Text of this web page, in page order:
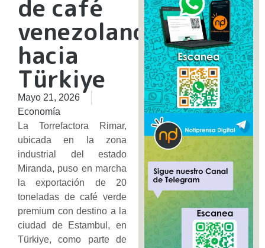
de café
venezolano
hacia
Türkiye
Mayo 21, 2026
Economía
La Torrefactora Rimar,
ubicada en la zona
industrial del estado
Miranda, puso en marcha
la exportación de 20
toneladas de café verde
premium con destino a la
ciudad de Estambul, en
Türkiye, como parte de